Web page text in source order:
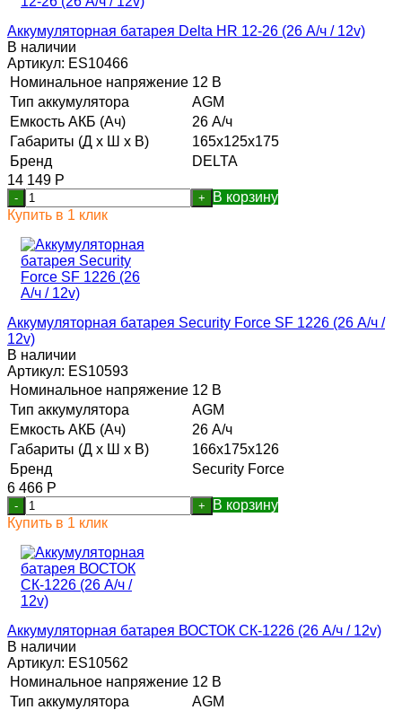
Аккумуляторная батарея Delta HR 12-26 (26 А/ч / 12v)
В наличии
Артикул: ES10466
Номинальное напряжение 12 В
Тип аккумулятора
AGM
Емкость АКБ (Ач)
26 А/ч
Габариты (Д х Ш х В)
165x125x175
Бренд
DELTA
14 149 Р
- +
В корзину
Купить в 1 клик
Аккумуляторная батарея Security Force SF 1226 (26 А/ч /
12v)
В наличии
Артикул: ES10593
Номинальное напряжение 12 В
Тип аккумулятора
AGM
Емкость АКБ (Ач)
26 А/ч
Габариты (Д х Ш х В)
166x175x126
Бренд
Security Force
6 466 Р
- +
В корзину
Купить в 1 клик
Аккумуляторная батарея ВОСТОК СК-1226 (26 А/ч / 12v)
В наличии
Артикул: ES10562
Номинальное напряжение 12 В
Тип аккумулятора
AGM